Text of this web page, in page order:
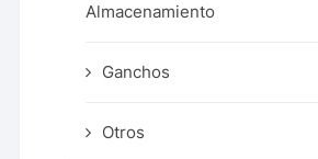
Almacenamiento
Ganchos
Otros